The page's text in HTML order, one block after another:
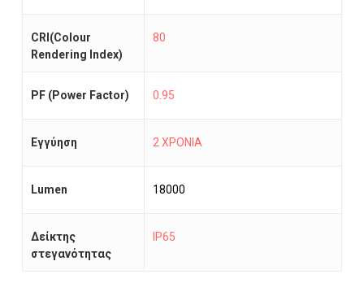
CRI(Colour
Rendering Index)
80
PF (Power Factor) 0.95
Εγγύηση 2 ΧΡΟΝΙΑ
Lumen 18000
Δείκτης
στεγανότητας
IP65